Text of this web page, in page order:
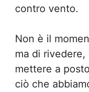
contro vento.
Non è il
ma di
mettere a
ciò che